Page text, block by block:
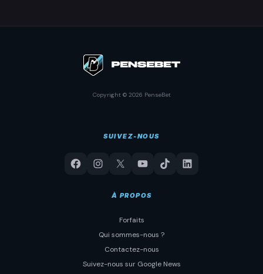
Copyright © 2026 PenseBet
SUIVEZ-NOUS
À PROPOS
Forfaits
Qui sommes-nous ?
Contactez-nous
Suivez-nous sur Google News